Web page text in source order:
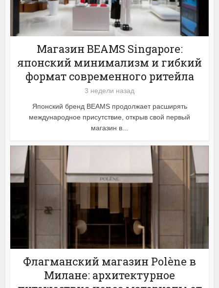
Магазин BEAMS Singapore:
японский минимализм и гибкий
формат современного ритейла
3 недели назад
Японский бренд BEAMS продолжает расширять
международное присутствие, открыв свой первый
магазин в...
Флагманский магазин Polène в
Милане: архитектурное